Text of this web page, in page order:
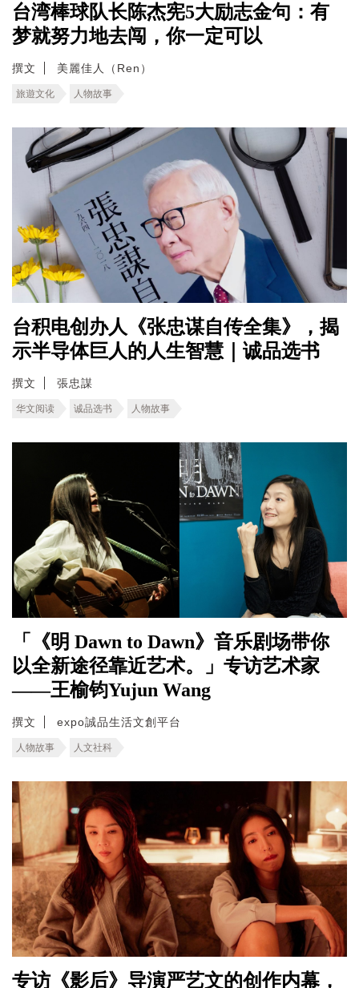
台湾棒球队长陈杰宪5大励志金句：有
梦就努力地去闯，你一定可以
撰文 美麗佳人（Ren）
旅遊文化 人物故事
台积电创办人《张忠谋自传全集》，揭
示半导体巨人的人生智慧｜诚品选书
撰文 張忠謀
华文阅读 诚品选书 人物故事
「《明 Dawn to Dawn》音乐剧场带你
以全新途径靠近艺术。」专访艺术家
——王榆钧Yujun Wang
撰文 expo誠品生活文創平台
人物故事 人文社科
专访《影后》导演严艺文的创作内幕，